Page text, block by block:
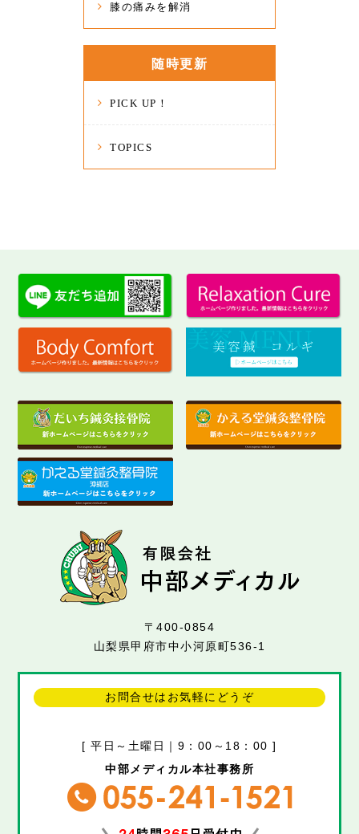
膝の痛みを解消
随時更新
PICK UP！
TOPICS
〒400-0854
山梨県甲府市中小河原町536-1
お問合せはお気軽にどうぞ
[ 平日～土曜日｜9：00～18：00 ]
中部メディカル本社事務所